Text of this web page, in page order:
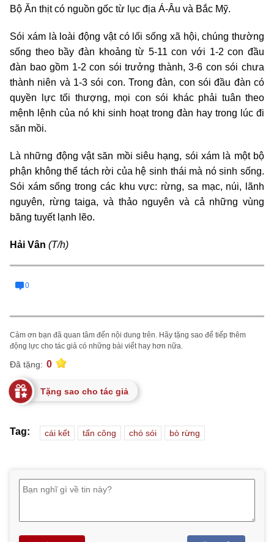
Bộ Ăn thịt có nguồn gốc từ lục địa Á-Âu và Bắc Mỹ.
Sói xám là loài động vật có lối sống xã hội, chúng thường
sống theo bầy đàn khoảng từ 5-11 con với 1-2 con đầu
đàn bao gồm 1-2 con sói trưởng thành, 3-6 con sói chưa
thành niên và 1-3 sói con. Trong đàn, con sói đầu đàn có
quyền lực tối thượng, mọi con sói khác phải tuân theo
mệnh lệnh của nó khi sinh hoạt trong đàn hay trong lúc đi
săn mồi.
Là những động vật săn mồi siêu hạng, sói xám là một bộ
phận không thể tách rời của hệ sinh thái mà nó sinh sống.
Sói xám sống trong các khu vực: rừng, sa mạc, núi, lãnh
nguyên, rừng taiga, và thảo nguyên và cả những vùng
băng tuyết lạnh lẽo.
Hải Vân (T/h)
0
Cảm ơn bạn đã quan tâm đến nội dung trên. Hãy tặng sao để tiếp thêm
động lực cho tác giả có những bài viết hay hơn nữa.
Đã tặng: 0
Tặng sao cho tác giả
Tag: cái kết tấn công chó sói bò rừng